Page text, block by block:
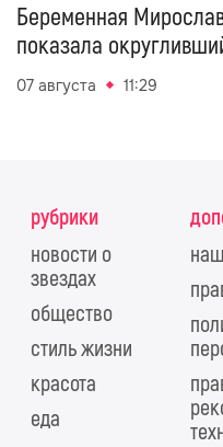
Беременная
показала
07 августа 11:29
рубрики
новости о
звездах
общество
стиль жизни
красота
еда